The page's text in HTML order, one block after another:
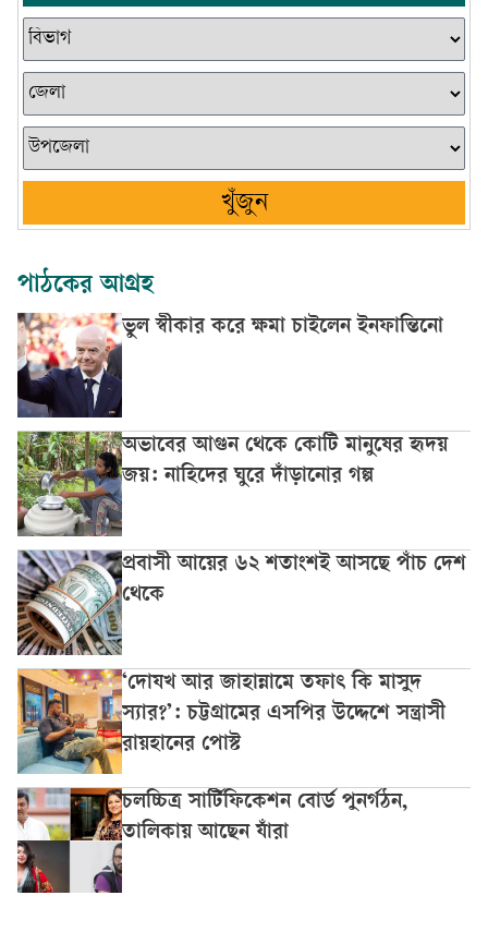
খুঁজুন
পাঠকের আগ্রহ
ভুল স্বীকার করে ক্ষমা চাইলেন ইনফান্তিনো
অভাবের আগুন থেকে কোটি মানুষের হৃদয়
জয়: নাহিদের ঘুরে দাঁড়ানোর গল্প
প্রবাসী আয়ের ৬২ শতাংশই আসছে পাঁচ দেশ
থেকে
‘দোযখ আর জাহান্নামে তফাৎ কি মাসুদ
স্যার?’: চট্টগ্রামের এসপির উদ্দেশে সন্ত্রাসী
রায়হানের পোস্ট
চলচ্চিত্র সার্টিফিকেশন বোর্ড পুনর্গঠন,
তালিকায় আছেন যাঁরা